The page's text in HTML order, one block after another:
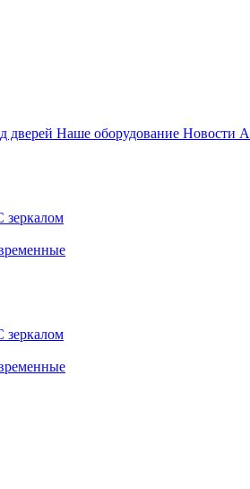
дверей Наше оборудование Новости
зеркалом
зеркалом